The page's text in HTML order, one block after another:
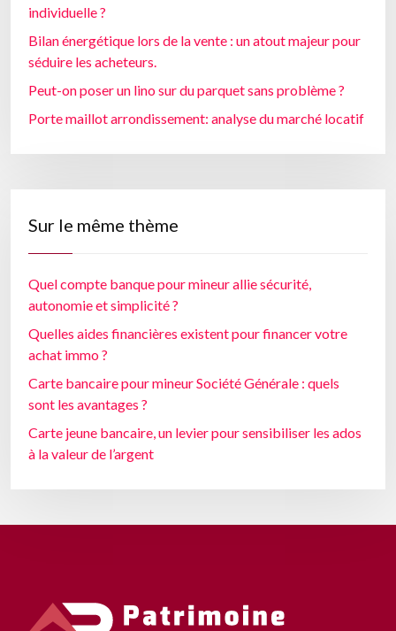
individuelle ?
Bilan énergétique lors de la vente : un atout majeur pour
séduire les acheteurs.
Peut-on poser un lino sur du parquet sans problème ?
Porte maillot arrondissement: analyse du marché locatif
Sur le même thème
Quel compte banque pour mineur allie sécurité,
autonomie et simplicité ?
Quelles aides financières existent pour financer votre
achat immo ?
Carte bancaire pour mineur Société Générale : quels
sont les avantages ?
Carte jeune bancaire, un levier pour sensibiliser les ados
à la valeur de l’argent